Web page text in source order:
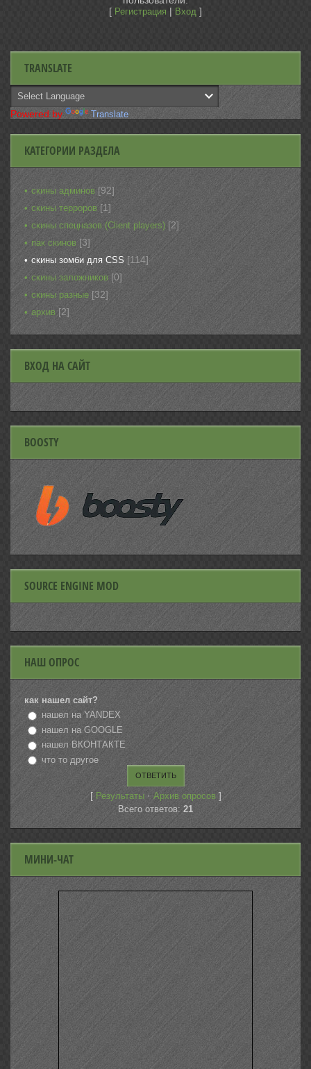
[ Регистрация | Вход ]
TRANSLATE
Powered by Translate
КАТЕГОРИИ РАЗДЕЛА
скины админов [92]
скины терроров [1]
скины спецназов (Client players) [2]
пак скинов [3]
скины зомби для CSS [114]
скины заложников [0]
скины разные [32]
архив [2]
ВХОД НА САЙТ
BOOSTY
SOURCE ENGINE MOD
НАШ ОПРОС
как нашел сайт?
нашел на YANDEX
нашел на GOOGLE
нашел ВКОНТАКТЕ
что то другое
[ Результаты· Архив опросов]
Всего ответов:21
МИНИ-ЧАТ